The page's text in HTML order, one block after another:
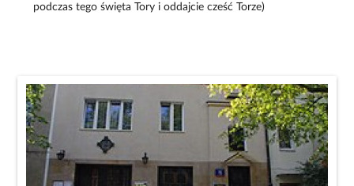
podczas tego święta Tory i oddajcie cześć Torze)